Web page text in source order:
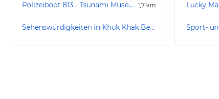
Polizeiboot 813 - Tsunami Museum 1,7 km
Sehenswürdigkeiten in Khuk Khak Beach
Lucky